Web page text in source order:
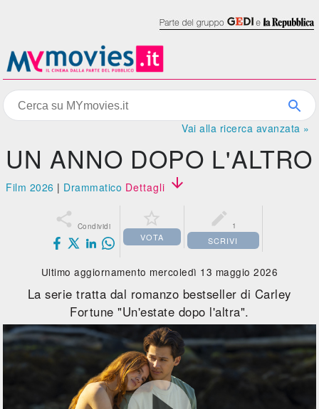
Vai alla ricerca avanzata »
UN ANNO DOPO L'ALTRO
Film 2026 | Drammatico Dettagli 
 Condividi 
VOTA
 1
SCRIVI
Ultimo aggiornamento mercoledì 13 maggio 2026
La serie tratta dal romanzo bestseller di Carley
Fortune "Un'estate dopo l'altra".